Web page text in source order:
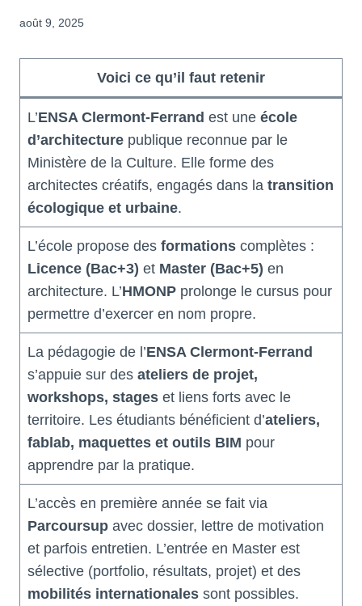
août 9, 2025
Voici ce qu’il faut retenir
L’ENSA Clermont-Ferrand est une école
d’architecture publique reconnue par le
Ministère de la Culture. Elle forme des
architectes créatifs, engagés dans la transition
écologique et urbaine.
L’école propose des formations complètes :
Licence (Bac+3) et Master (Bac+5) en
architecture. L’HMONP prolonge le cursus pour
permettre d’exercer en nom propre.
La pédagogie de l’ENSA Clermont-Ferrand
s’appuie sur des ateliers de projet,
workshops, stages et liens forts avec le
territoire. Les étudiants bénéficient d’ateliers,
fablab, maquettes et outils BIM pour
apprendre par la pratique.
L’accès en première année se fait via
Parcoursup avec dossier, lettre de motivation
et parfois entretien. L’entrée en Master est
sélective (portfolio, résultats, projet) et des
mobilités internationales sont possibles.